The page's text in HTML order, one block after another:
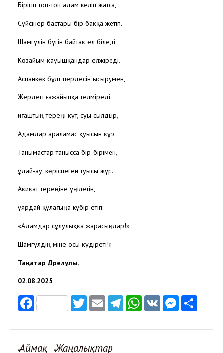
Бірігіп топ-топ адам келіп жатса,
Сүйсінер бастары бір баққа жетіп.
Шамгүлін бүгін байтақ ел біледі,
Көзайым қауышқандар елжіреді.
Аспанкөк бұлт пердесін ысырумен,
Жердегі ғажайыпқа телміреді.
Қиғаштың тереңі құт, суы сылдыр,
Адамдар араламас қуысын құр.
Танымастар танысса бір-бірімен,
Құдай-ау, көріспеген туысы жүр.
Ақиқат тереңіне үңілетін,
Құярдай құлағыңа күбір етіп:
«Адамдар сұлулыққа жарасыңдар!»
Шамгүлдің міне осы құдіреті!»
Таңатар Дәрелұлы,
02.08.2025
FacebookTwitter
EmailTelegram
WhatsApp
VK
#Аймақ #Жаңалықтар